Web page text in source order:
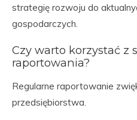
strategię rozwoju do
gospodarczych.
Czy warto korzystać z
raportowania?
Regularne raportowanie
przedsiębiorstwa.